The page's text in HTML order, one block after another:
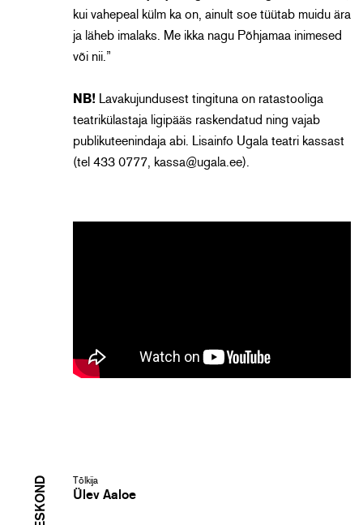
kui vahepeal külm ka on, ainult soe tüütab muidu ära
ja läheb imalaks. Me ikka nagu Põhjamaa inimesed
või nii.”
NB! Lavakujundusest tingituna on ratastooliga
teatrikülastaja ligipääs raskendatud ning vajab
publikuteenindaja abi. Lisainfo Ugala teatri kassast
(tel 433 0777, kassa@ugala.ee).
Tõlkija
Ülev Aaloe